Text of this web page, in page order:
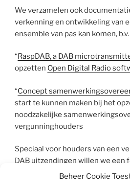
Beheer Cookie
We verzamelen ook
verkenning en ontwikkeling van
ensemble van pas kan komen, b.v.
“RaspDAB, a DAB
opzetten Open Digital Radio
“Concept
start te kunnen maken bij het
noodzakelijke
vergunninghouders
Speciaal voor houders van een
DAB uitzendingen willen we een
ervaringen van anderen en